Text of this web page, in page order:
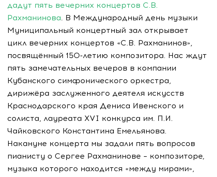
дадут пять вечерних концертов С.В.
Рахманинова. В Международный день музыки
Муниципальный концертный зал открывает
цикл вечерних концертов «С.В. Рахманинов»,
посвящённый 150-летию композитора. Нас ждут
пять замечательных вечеров в компании
Кубанского симфонического оркестра,
дирижёра заслуженного деятеля искусств
Краснодарского края Дениса Ивенского и
солиста, лауреата ХVI конкурса им. П.И.
Чайковского Константина Емельянова.
Накануне концерта мы задали пять вопросов
пианисту о Сергее Рахманинове – композиторе,
музыка которого находится «между мирами»,